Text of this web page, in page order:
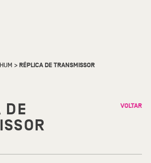
>RÉPLICA DE TRANSMISSOR
DE
VOLTAR